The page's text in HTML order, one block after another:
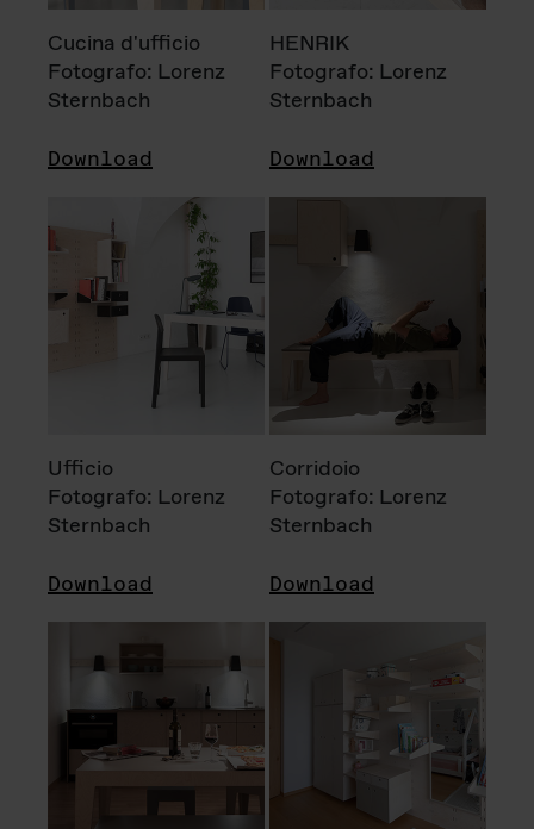
Cucina d'ufficio
Fotografo: Lorenz
Sternbach
Download
HENRIK
Fotografo: Lorenz
Sternbach
Download
Ufficio
Fotografo: Lorenz
Sternbach
Download
Corridoio
Fotografo: Lorenz
Sternbach
Download